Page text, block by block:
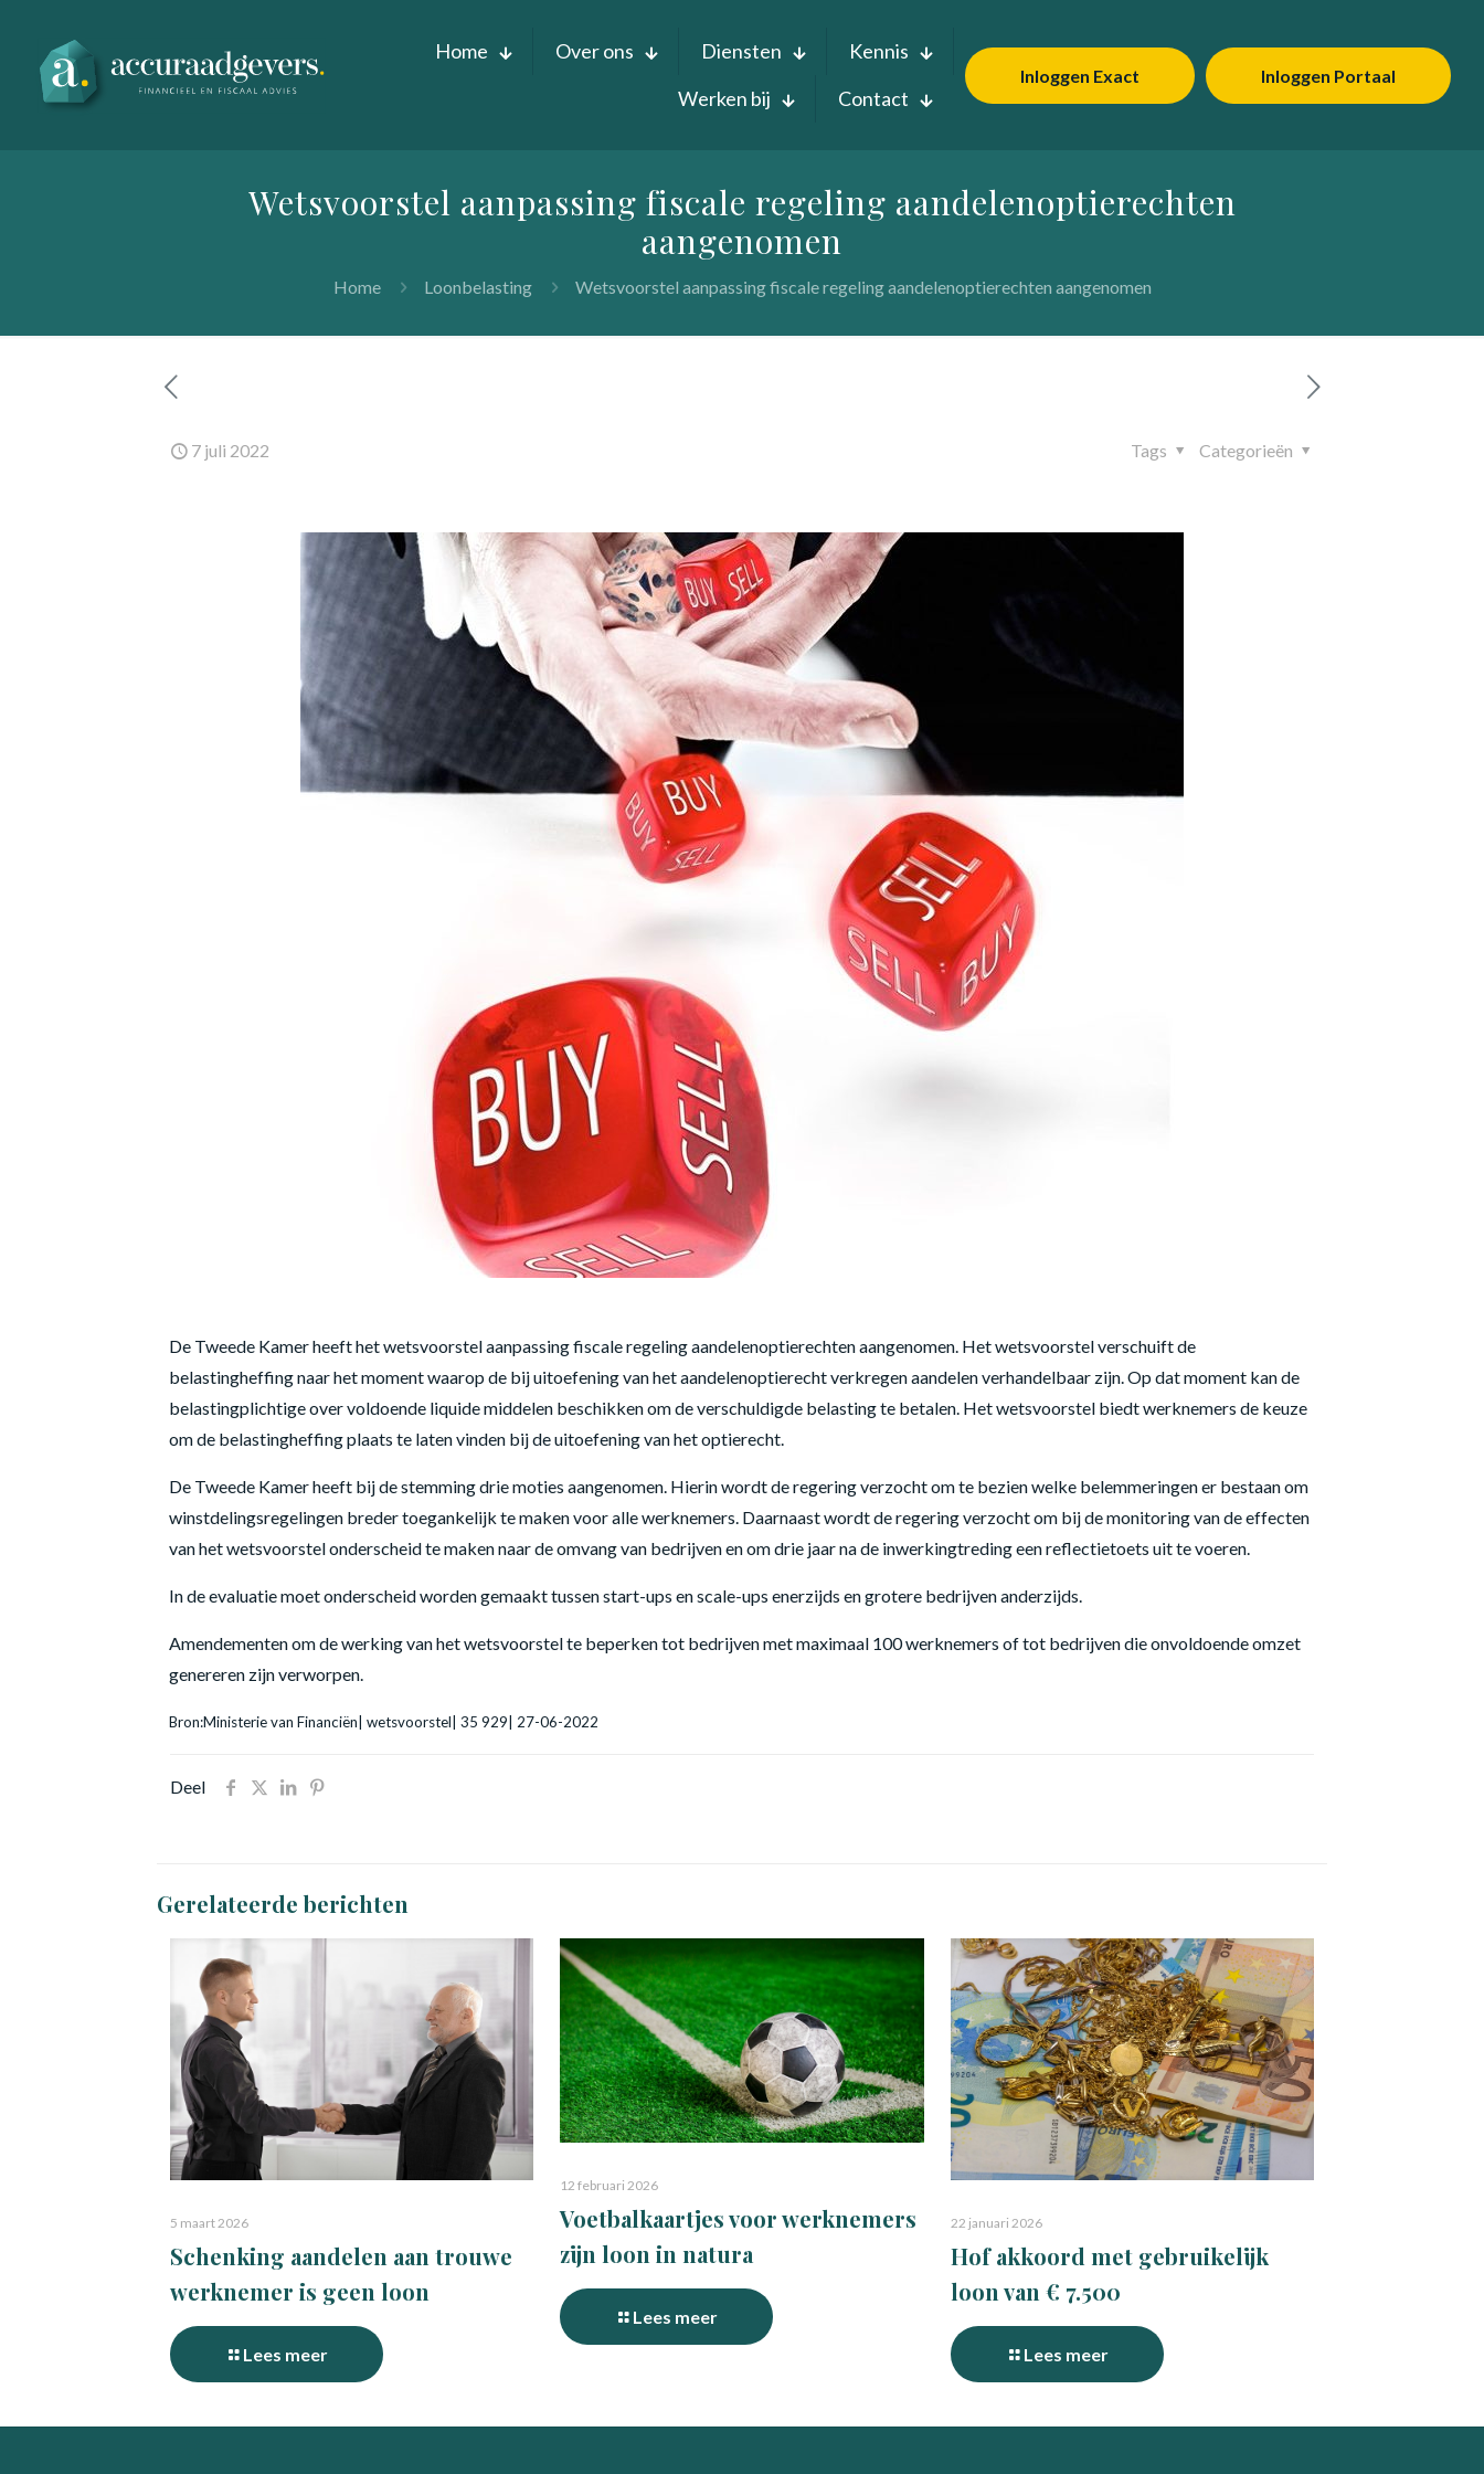
Home Over ons Diensten
Kennis
Werken bij
Contact
Inloggen Exact Inloggen Portaal
Wetsvoorstel aanpassing fiscale regeling aandelenoptierechten
aangenomen
Home Loonbelasting Wetsvoorstel aanpassing fiscale regeling aandelenoptierechten aangenomen
7 juli 2022 Categorieën
Tags
De Tweede Kamer heeft het wetsvoorstel aanpassing fiscale regeling aandelenoptierechten aangenomen. Het wetsvoorstel verschuift de
belastingheffing naar het moment waarop de bij uitoefening van het aandelenoptierecht verkregen aandelen verhandelbaar zijn. Op dat moment kan de
belastingplichtige over voldoende liquide middelen beschikken om de verschuldigde belasting te betalen. Het wetsvoorstel biedt werknemers de keuze
om de belastingheffing plaats te laten vinden bij de uitoefening van het optierecht.
De Tweede Kamer heeft bij de stemming drie moties aangenomen. Hierin wordt de regering verzocht om te bezien welke belemmeringen er bestaan om
winstdelingsregelingen breder toegankelijk te maken voor alle werknemers. Daarnaast wordt de regering verzocht om bij de monitoring van de effecten
van het wetsvoorstel onderscheid te maken naar de omvang van bedrijven en om drie jaar na de inwerkingtreding een reflectietoets uit te voeren.
In de evaluatie moet onderscheid worden gemaakt tussen start-ups en scale-ups enerzijds en grotere bedrijven anderzijds.
Amendementen om de werking van het wetsvoorstel te beperken tot bedrijven met maximaal 100 werknemers of tot bedrijven die onvoldoende omzet
genereren zijn verworpen.
Bron:Ministerie van Financiën| wetsvoorstel| 35 929| 27-06-2022
Deel
Gerelateerde berichten
5 maart 2026
Schenking aandelen aan trouwe
werknemer is geen loon
Lees meer
12 februari 2026
Voetbalkaartjes voor werknemers
zijn loon in natura
Lees meer
22 januari 2026
Hof akkoord met gebruikelijk
loon van € 7.500
Lees meer